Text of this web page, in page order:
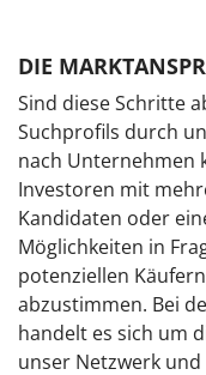
DIE
Sind diese Schritte
Suchprofils durch
nach Unternehmen
Investoren mit
Kandidaten oder
Möglichkeiten in
potenziellen
abzustimmen. Bei
handelt es sich um
unser Netzwerk